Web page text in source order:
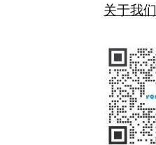
关于我们